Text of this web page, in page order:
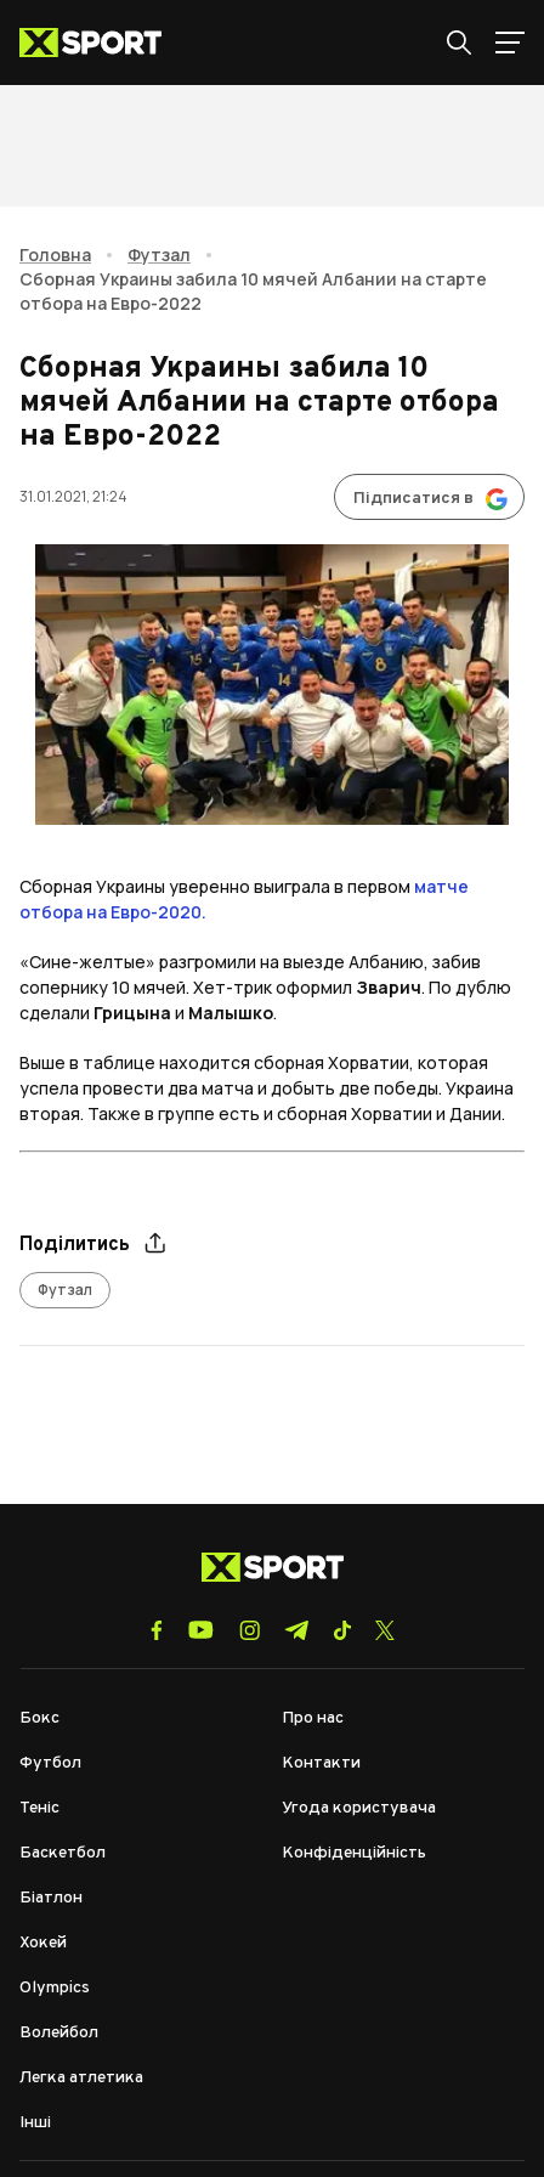
Головна • Футзал
•
Сборная Украины забила 10 мячей Албании на старте
отбора на Евро-2022
Сборная Украины забила 10
мячей Албании на старте отбора
на Евро-2022
31.01.2021, 21:24 Підписатися в
Сборная Украины уверенно выиграла в первом матче
отбора на Евро-2020.
«Сине-желтые» разгромили на выезде Албанию, забив
сопернику 10 мячей. Хет-трик оформил Зварич. По дублю
сделали Грицына и Малышко.
Выше в таблице находится сборная Хорватии, которая
успела провести два матча и добыть две победы. Украина
вторая. Также в группе есть и сборная Хорватии и Дании.
Поділитись
Футзал
Бокс
Футбол
Теніс
Баскетбол
Біатлон
Хокей
Olympics
Волейбол
Легка атлетика
Інші
Про нас
Контакти
Угода користувача
Конфіденційність